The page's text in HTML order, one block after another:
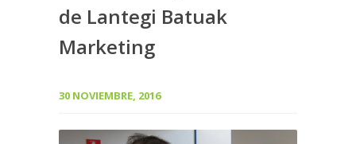
de Lantegi Batuak
Marketing
30 NOVIEMBRE, 2016